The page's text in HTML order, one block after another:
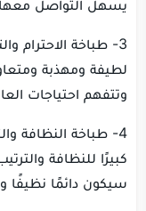
يسهل التواصل
3- طباخة الاحترام
لطيفة ومهذبة
وتتفهم احتياجات
4- طباخة النظافة
كبيرًا للنظافة
سيكون دائمًا نظيفًا